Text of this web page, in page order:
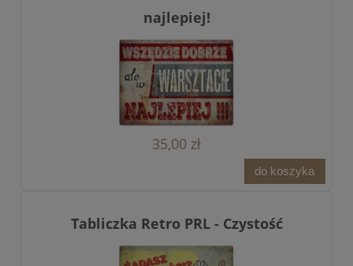
najlepiej!
35,00 zł
do koszyka
Tabliczka Retro PRL - Czystość